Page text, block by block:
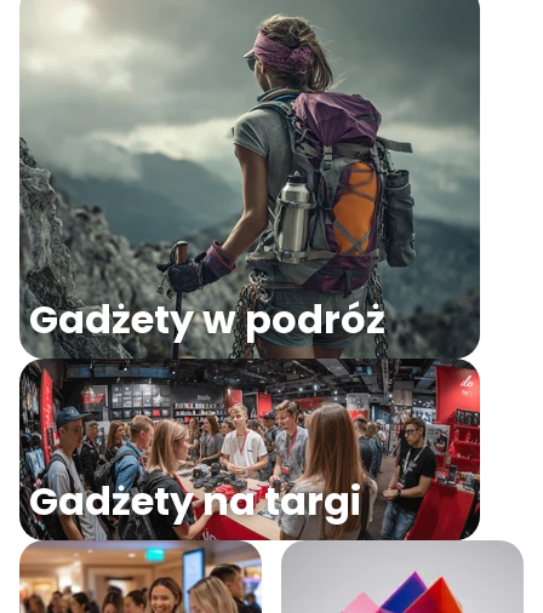
Gadżety w podróż
Gadżety na targi